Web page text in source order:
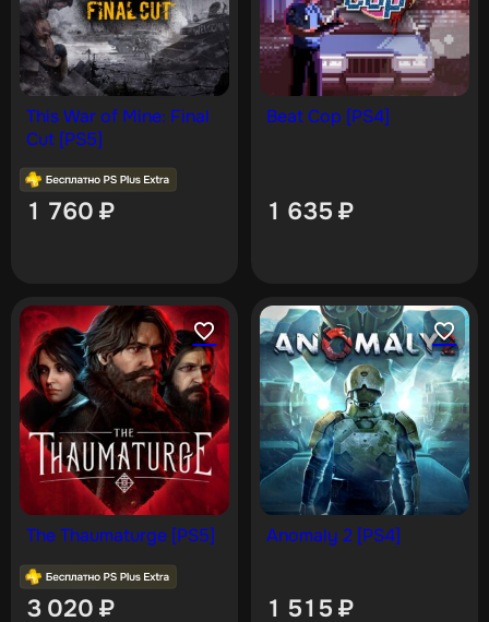
This War of Mine: Final
Cut [PS5]
1 760 ₽
Beat Cop [PS4]
1 635 ₽
The Thaumaturge [PS5]
3 020 ₽
Anomaly 2 [PS4]
1 515 ₽